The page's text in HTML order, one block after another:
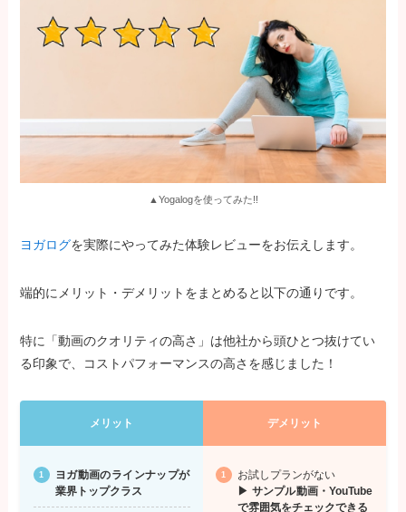
▲Yogalogを使ってみた!!
ヨガログを実際にやってみた体験レビューをお伝えします。
端的にメリット・デメリットをまとめると以下の通りです。
特に「動画のクオリティの高さ」は他社から頭ひとつ抜けてい
る印象で、コストパフォーマンスの高さを感じました！
メリット デメリット
ヨガ動画のラインナップが
業界トップクラス
お試しプランがない
▶ サンプル動画・YouTube
で雰囲気をチェックできる